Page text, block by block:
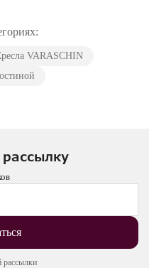
VARASCHIN
рассылки